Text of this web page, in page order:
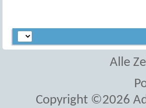
Alle
Copyright ©2026